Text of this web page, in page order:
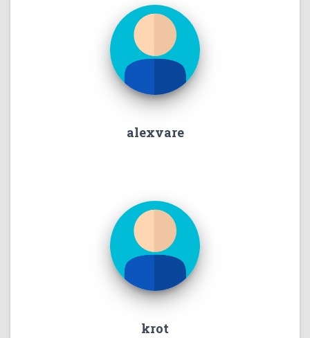
alexvare
krot